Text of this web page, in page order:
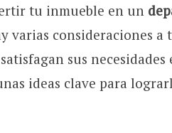
tu inmueble en un
varias consideraciones a
sus
ideas clave para